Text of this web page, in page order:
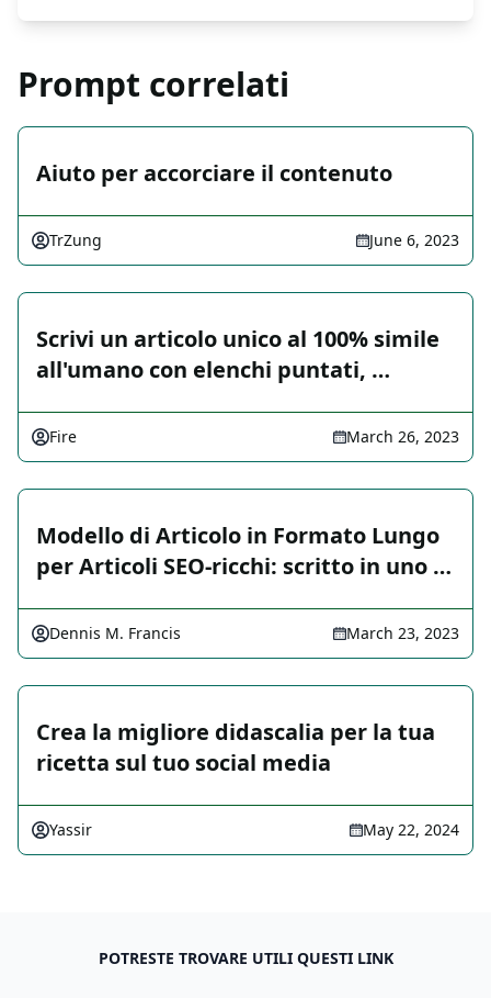
Prompt correlati
Aiuto per accorciare il contenuto
TrZung June 6, 2023
Scrivi un articolo unico al 100% simile
all'umano con elenchi puntati, …
Fire March 26, 2023
Modello di Articolo in Formato Lungo
per Articoli SEO-ricchi: scritto in uno …
Dennis M. Francis March 23, 2023
Crea la migliore didascalia per la tua
ricetta sul tuo social media
Yassir May 22, 2024
POTRESTE TROVARE UTILI QUESTI LINK